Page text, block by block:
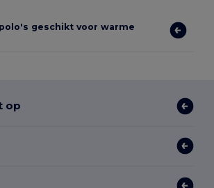
geschikt voor warme
op